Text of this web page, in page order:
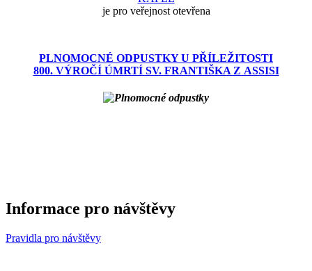
je pro veřejnost otevřena
PLNOMOCNÉ ODPUSTKY U PŘÍLEŽITOSTI
800. VÝROČÍ ÚMRTÍ SV. FRANTIŠKA Z ASSISI
Informace pro návštěvy
Pravidla pro návštěvy